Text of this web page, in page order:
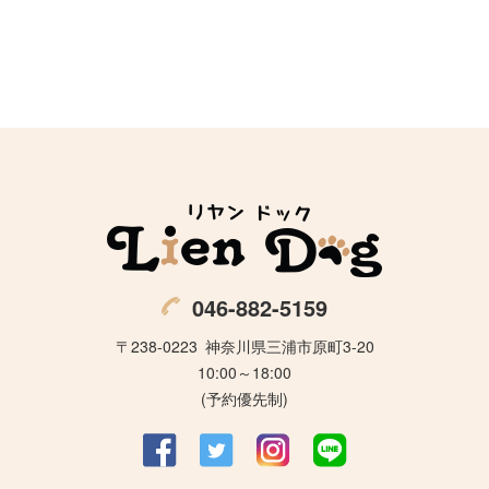
046-882-5159
〒238-0223 神奈川県三浦市原町3-20
10:00～18:00
(予約優先制)